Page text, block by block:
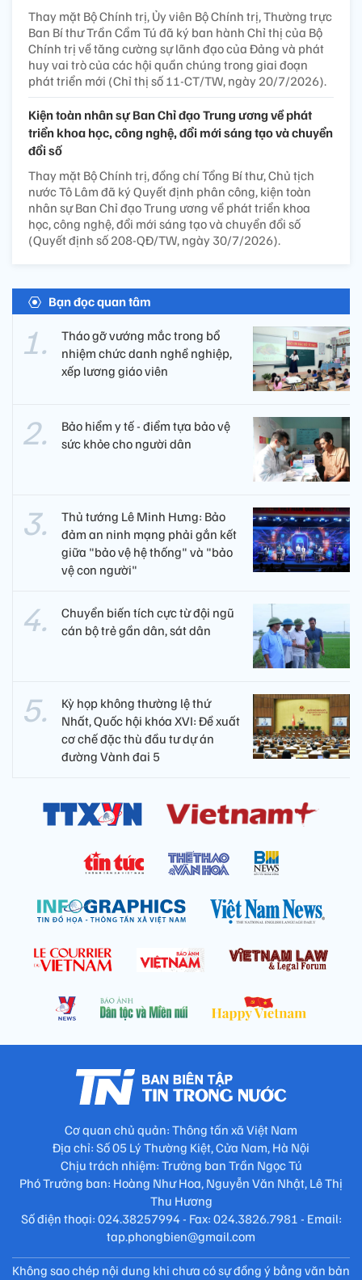
Thay mặt Bộ Chính trị, Ủy viên Bộ Chính trị, Thường trực
Ban Bí thư Trần Cẩm Tú đã ký ban hành Chỉ thị của Bộ
Chính trị về tăng cường sự lãnh đạo của Đảng và phát
huy vai trò của các hội quần chúng trong giai đoạn
phát triển mới (Chỉ thị số 11-CT/TW, ngày 20/7/2026).
Kiện toàn nhân sự Ban Chỉ đạo Trung ương về phát
triển khoa học, công nghệ, đổi mới sáng tạo và chuyển
đổi số
Thay mặt Bộ Chính trị, đồng chí Tổng Bí thư, Chủ tịch
nước Tô Lâm đã ký Quyết định phân công, kiện toàn
nhân sự Ban Chỉ đạo Trung ương về phát triển khoa
học, công nghệ, đổi mới sáng tạo và chuyển đổi số
(Quyết định số 208-QĐ/TW, ngày 30/7/2026).
Bạn đọc quan tâm
Tháo gỡ vướng mắc trong bổ
nhiệm chức danh nghề nghiệp,
xếp lương giáo viên
Bảo hiểm y tế - điểm tựa bảo vệ
sức khỏe cho người dân
Thủ tướng Lê Minh Hưng: Bảo
đảm an ninh mạng phải gắn kết
giữa "bảo vệ hệ thống" và "bảo
vệ con người"
Chuyển biến tích cực từ đội ngũ
cán bộ trẻ gần dân, sát dân
Kỳ họp không thường lệ thứ
Nhất, Quốc hội khóa XVI: Đề xuất
cơ chế đặc thù đầu tư dự án
đường Vành đai 5
Cơ quan chủ quản: Thông tấn xã Việt Nam
Địa chỉ: Số 05 Lý Thường Kiệt, Cửa Nam, Hà Nội
Chịu trách nhiệm: Trưởng ban Trần Ngọc Tú
Phó Trưởng ban: Hoàng Như Hoa, Nguyễn Văn Nhật, Lê Thị
Thu Hương
Số điện thoại: 024.38257994 - Fax: 024.3826.7981 - Email:
tap.phongbien@gmail.com
Không sao chép nội dung khi chưa có sự đồng ý bằng văn bản